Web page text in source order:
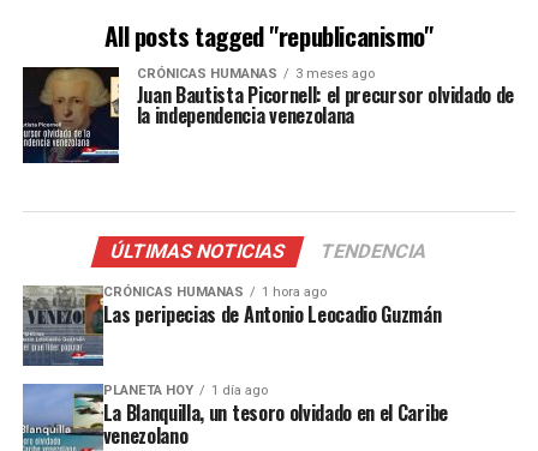
All posts tagged "republicanismo"
CRÓNICAS HUMANAS 3 meses ago
Juan Bautista Picornell: el precursor olvidado de
la independencia venezolana
ÚLTIMAS NOTICIAS TENDENCIA
CRÓNICAS HUMANAS 1 hora ago
Las peripecias de Antonio Leocadio Guzmán
PLANETA HOY 1 día ago
La Blanquilla, un tesoro olvidado en el Caribe
venezolano